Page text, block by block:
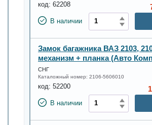
код: 62208
В наличии
Замок багажника ВАЗ 2103,
механизм + планка (Авто
СНГ
Каталожный номер: 2106-5606010
код: 52200
В наличии